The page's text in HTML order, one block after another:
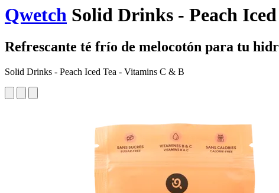
Qwetch Solid Drinks - Peach
Refrescante té frío de melocotón para tu
Solid Drinks - Peach Iced Tea - Vitamins C & B